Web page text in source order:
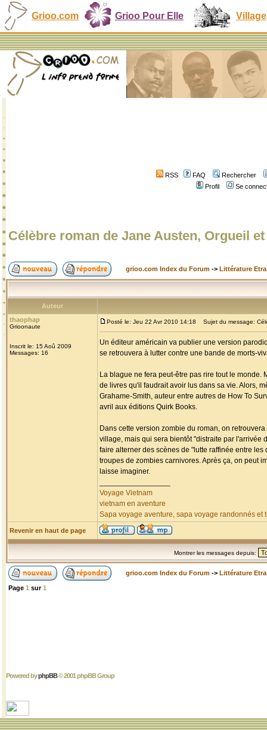
Grioo.com Grioo Pour Elle Village
RSS FAQ
Rechercher
Profil
Se
Célèbre roman de Jane Austen, Orgueil
grioo.com Index du Forum -> Littérature
Auteur
thaophap
Grioonaute
Inscrit le: 15 Aoû 2009
Messages: 16
Posté le: Jeu 22 Avr 2010 14:18 Sujet du message:
Un éditeur américain va publier une version
se retrouvera à lutter contre une bande de morts-
La blague ne fera peut-être pas rire tout le
de livres qu'il faudrait avoir lus dans sa vie. Alors,
Grahame-Smith, auteur entre autres de How To
avril aux éditions Quirk Books.
Dans cette version zombie du roman, on
village, mais qui sera bientôt "distraite par l'arrivée
faire alterner des scènes de "lutte raffinée entre
troupes de zombies carnivores. Après ça, on peut
laisse imaginer.
Voyage Vietnam
vietnam en aventure
Sapa voyage aventure, sapa voyage randonnés et
Revenir en haut de page
Montrer les messages depuis:
grioo.com Index du Forum -> Littérature
Page 1 sur1
Powered byphpBB© 2001 phpBB Group